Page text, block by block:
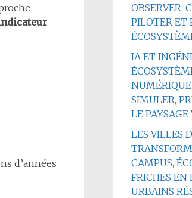
d’années
OBSERVER,
PILOTER ET
IA ET
SIMULER,
LE
LES VILLES
CAMPUS,
FRICHES EN
URBAINS